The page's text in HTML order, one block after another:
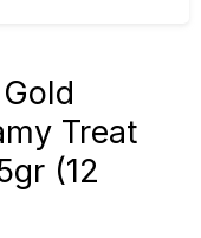
Treat
(12